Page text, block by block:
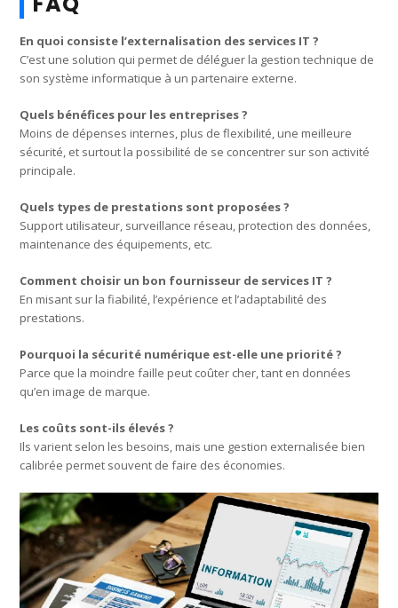
En quoi consiste l’externalisation des services IT ?
C’est une solution qui permet de déléguer la gestion technique de
son système informatique à un partenaire externe.
Quels bénéfices pour les entreprises ?
Moins de dépenses internes, plus de flexibilité, une meilleure
sécurité, et surtout la possibilité de se concentrer sur son activité
principale.
Quels types de prestations sont proposées ?
Support utilisateur, surveillance réseau, protection des données,
maintenance des équipements, etc.
Comment choisir un bon fournisseur de services IT ?
En misant sur la fiabilité, l’expérience et l’adaptabilité des
prestations.
Pourquoi la sécurité numérique est-elle une priorité ?
Parce que la moindre faille peut coûter cher, tant en données
qu’en image de marque.
Les coûts sont-ils élevés ?
Ils varient selon les besoins, mais une gestion externalisée bien
calibrée permet souvent de faire des économies.